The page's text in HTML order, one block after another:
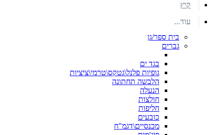
קיץ
עוד...
בית ספר/גן
גברים
בגד ים
גופיות פלנל\גטקס\טרמי\ציציות
הלבשה תחתונה
הנעלה
חולצות
חליפות
כובעים
מכנסיים\דגמ"ח